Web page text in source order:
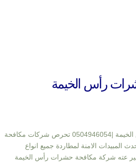
رأس الخيمة
شركة مكافحة حشرات رأس الخيمة |0504946054 تحرص شركات مكافحة
المبيدات الامنة لمطاردة جميع انواع
عته شركة مكافحة حشرات رأس الخيمة